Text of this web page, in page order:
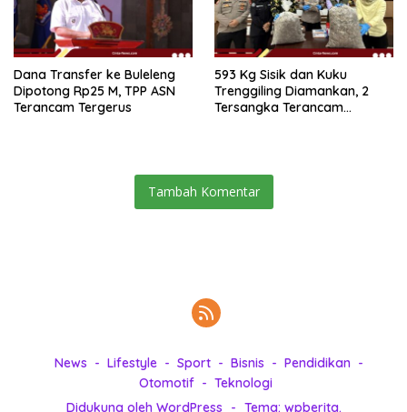
Dana Transfer ke Buleleng
Dipotong Rp25 M, TPP ASN
Terancam Tergerus
593 Kg Sisik dan Kuku
Trenggiling Diamankan, 2
Tersangka Terancam
Tambah Komentar
News Lifestyle Sport Bisnis
Pendidikan
Otomotif
Teknologi
Didukung oleh WordPress
- Tema: wpberita.